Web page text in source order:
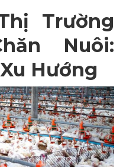
Trường
Nuôi:
Hướng